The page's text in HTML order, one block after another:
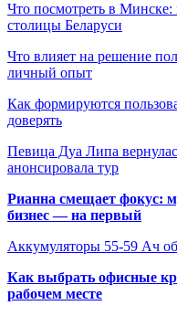
Что посмотреть в Минске:
столицы Беларуси
Что влияет на решение
личный опыт
Как формируются
доверять
Певица Дуа Липа
анонсировала тур
Рианна смещает фокус:
бизнес — на первый
Аккумуляторы 55-59 Ач
Как выбрать офисные
рабочем месте